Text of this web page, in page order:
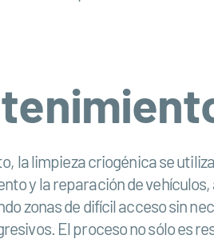
la limpieza criogénica se
y la reparación de
zonas de difícil acceso sin
El proceso no sólo es